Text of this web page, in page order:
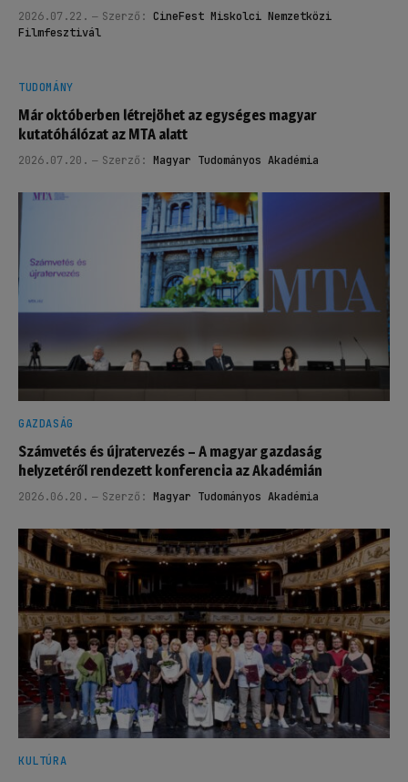
2026.07.22. Szerző: CineFest Miskolci Nemzetközi
Filmfesztivál
TUDOMÁNY
Már októberben létrejöhet az egységes magyar
kutatóhálózat az MTA alatt
2026.07.20. Szerző: Magyar Tudományos Akadémia
GAZDASÁG
Számvetés és újratervezés – A magyar gazdaság
helyzetéről rendezett konferencia az Akadémián
2026.06.20. Szerző: Magyar Tudományos Akadémia
KULTÚRA